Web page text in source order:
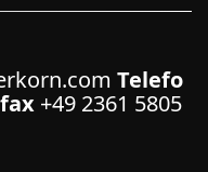
Telefo
+49 2361 5805